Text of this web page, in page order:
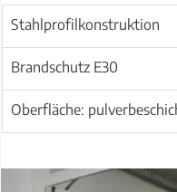
Stahlprofilkonstruktion
Brandschutz E30
Oberfläche: